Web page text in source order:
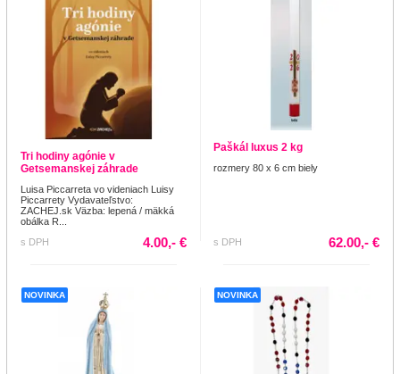
Tri hodiny agónie v
Getsemanskej záhrade
Luisa Piccarreta vo videniach Luisy
Piccarrety Vydavateľstvo:
ZACHEJ.sk Väzba: lepená / mäkká
obálka R...
s DPH
4.00,- €
Paškál luxus 2 kg
rozmery 80 x 6 cm biely
s DPH 62.00,- €
NOVINKA NOVINKA